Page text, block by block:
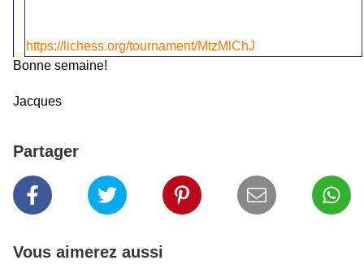
https://lichess.org/tournament/MtzMlChJ
Bonne semaine!
Jacques
Partager
Vous aimerez aussi